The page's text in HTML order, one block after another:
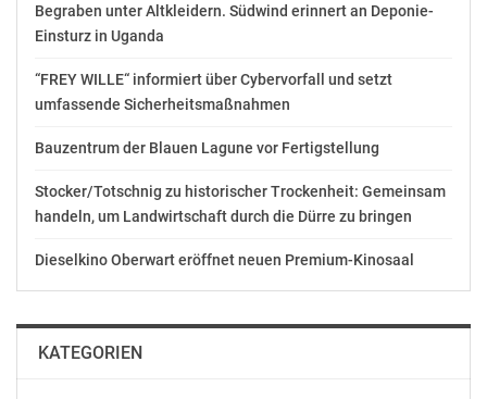
Begraben unter Altkleidern. Südwind erinnert an Deponie-
Einsturz in Uganda
“FREY WILLE“ informiert über Cybervorfall und setzt
umfassende Sicherheitsmaßnahmen
Bauzentrum der Blauen Lagune vor Fertigstellung
Stocker/Totschnig zu historischer Trockenheit: Gemeinsam
handeln, um Landwirtschaft durch die Dürre zu bringen
Dieselkino Oberwart eröffnet neuen Premium-Kinosaal
KATEGORIEN